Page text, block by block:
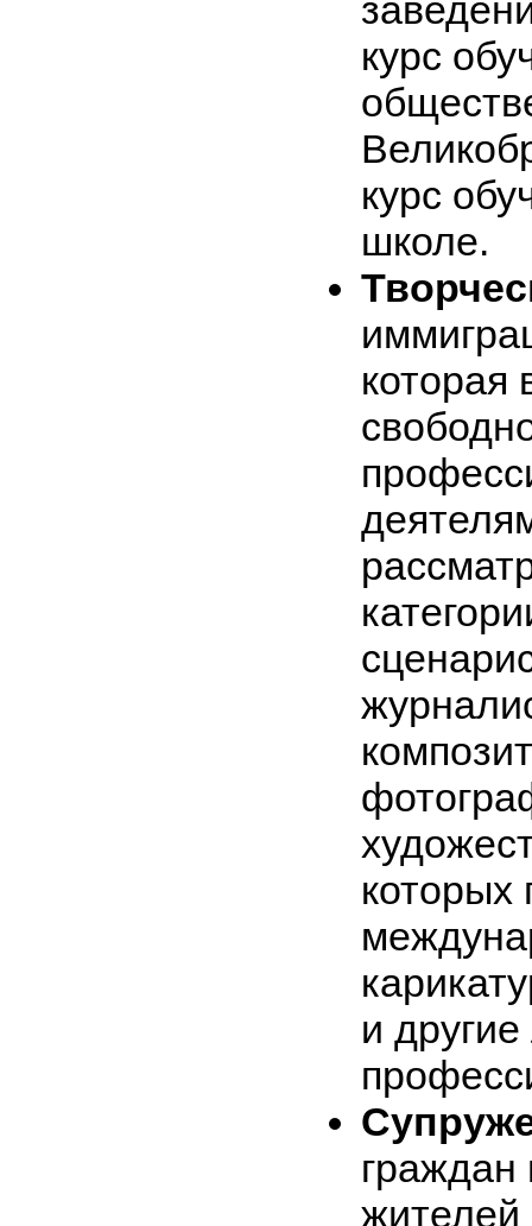
курс
курс
школе.
которая
которых
и
граждан
жителей